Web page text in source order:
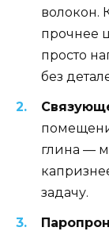
волокон.
прочнее
просто
без
глина —
задачу.